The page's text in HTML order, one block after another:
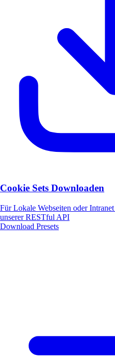
Cookie Sets Downloaden
Für Lokale Webseiten oder
unserer RESTful API
Download Presets